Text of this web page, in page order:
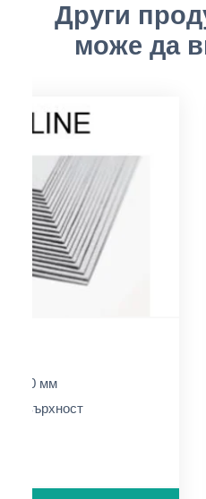
Други
може да
3.0 мм
повърхност